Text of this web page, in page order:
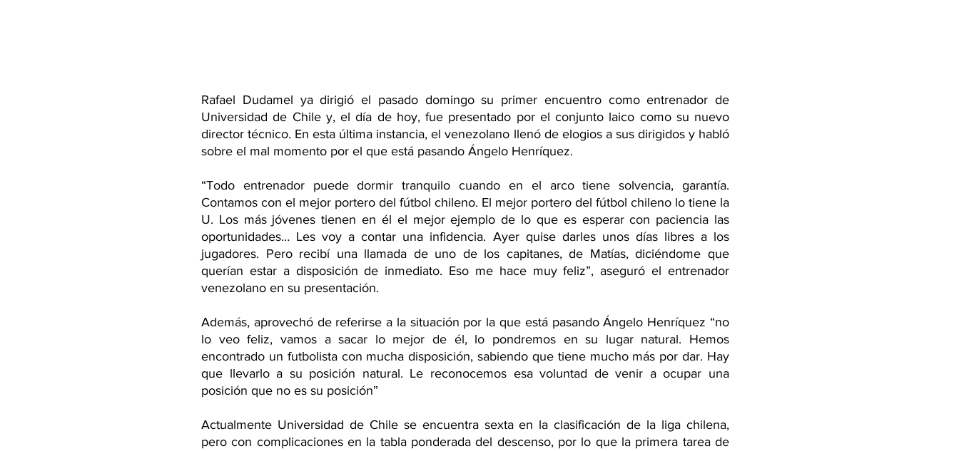
Rafael Dudamel ya dirigió el pasado domingo su primer encuentro como entrenador de
Universidad de Chile y, el día de hoy, fue presentado por el conjunto laico como su nuevo
director técnico. En esta última instancia, el venezolano llenó de elogios a sus dirigidos y habló
sobre el mal momento por el que está pasando Ángelo Henríquez.
“Todo entrenador puede dormir tranquilo cuando en el arco tiene solvencia, garantía.
Contamos con el mejor portero del fútbol chileno. El mejor portero del fútbol chileno lo tiene la
U. Los más jóvenes tienen en él el mejor ejemplo de lo que es esperar con paciencia las
oportunidades… Les voy a contar una infidencia. Ayer quise darles unos días libres a los
jugadores. Pero recibí una llamada de uno de los capitanes, de Matías, diciéndome que
querían estar a disposición de inmediato. Eso me hace muy feliz”, aseguró el entrenador
venezolano en su presentación.
Además, aprovechó de referirse a la situación por la que está pasando Ángelo Henríquez “no
lo veo feliz, vamos a sacar lo mejor de él, lo pondremos en su lugar natural. Hemos
encontrado un futbolista con mucha disposición, sabiendo que tiene mucho más por dar. Hay
que llevarlo a su posición natural. Le reconocemos esa voluntad de venir a ocupar una
posición que no es su posición”
Actualmente Universidad de Chile se encuentra sexta en la clasificación de la liga chilena,
pero con complicaciones en la tabla ponderada del descenso, por lo que la primera tarea de